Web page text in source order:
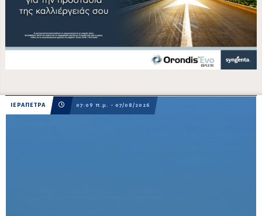
ΙΕΡΑΠΕΤΡΑ 07:09 π.μ. - 07/08/2026